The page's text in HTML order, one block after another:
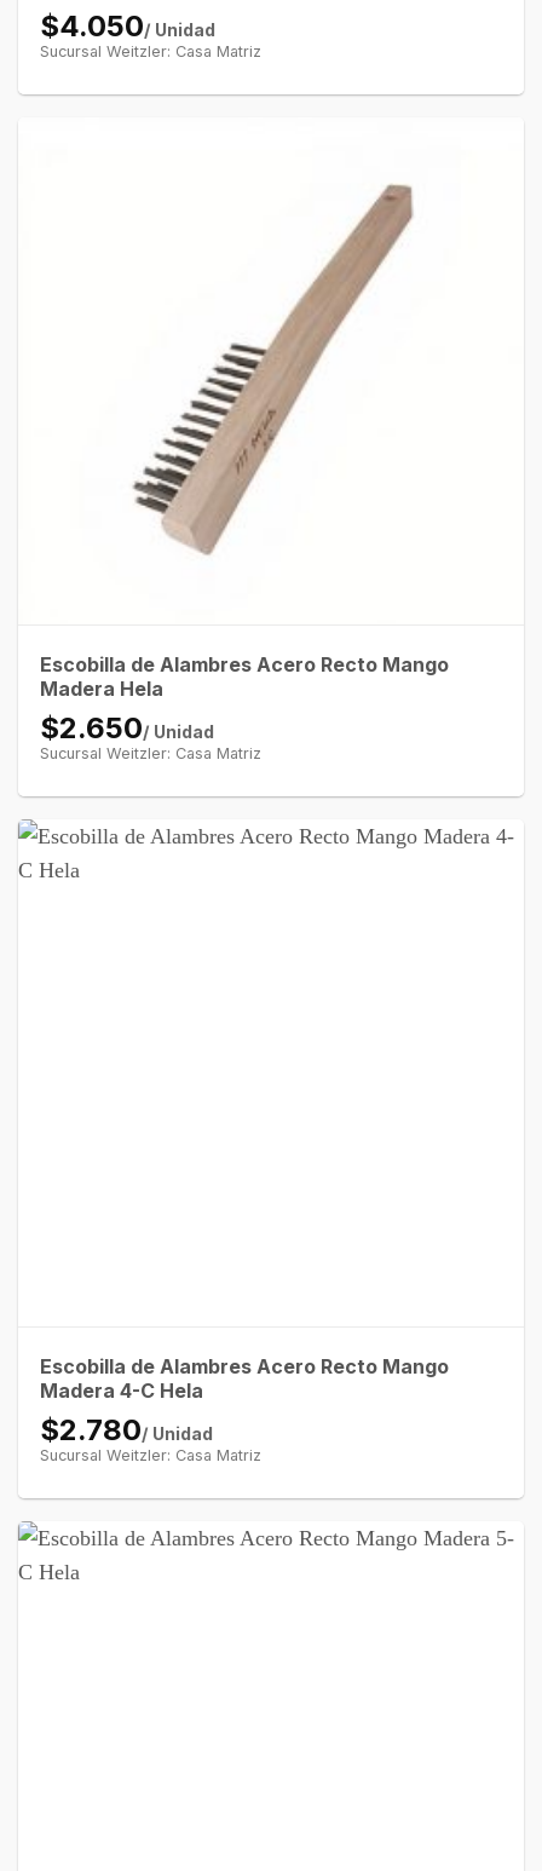
$4.050/ Unidad
Sucursal Weitzler: Casa Matriz
Escobilla de Alambres Acero Recto Mango
Madera Hela
$2.650/ Unidad
Sucursal Weitzler: Casa Matriz
Escobilla de Alambres Acero Recto Mango
Madera 4-C Hela
$2.780/ Unidad
Sucursal Weitzler: Casa Matriz